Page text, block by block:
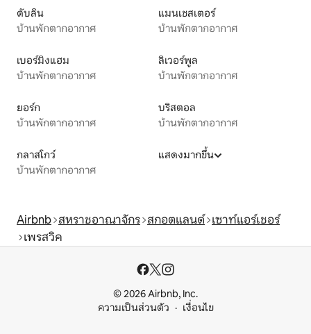
ดับลิน
บ้านพักตากอากาศ
แมนเชสเตอร์
บ้านพักตากอากาศ
เบอร์มิงแฮม
บ้านพักตากอากาศ
ลิเวอร์พูล
บ้านพักตากอากาศ
ยอร์ก
บ้านพักตากอากาศ
บริสตอล
บ้านพักตากอากาศ
กลาสโกว์
บ้านพักตากอากาศ
แสดงมากขึ้น
Airbnb สหราชอาณาจักร สกอตแลนด์ เซาท์แอร์เชอร์
เพรสวิค
© 2026 Airbnb, Inc.
ความเป็นส่วนตัว
เงื่อนไข